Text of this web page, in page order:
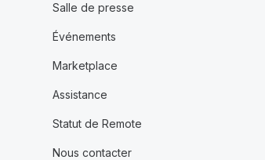
Salle de presse
Événements
Marketplace
Assistance
Statut de Remote
Nous contacter